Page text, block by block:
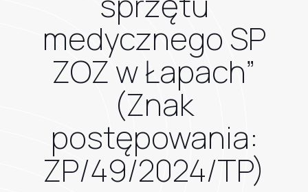
medycznego SP
ZOZ w Łapach”
(Znak
postępowania:
ZP/49/2024/TP)